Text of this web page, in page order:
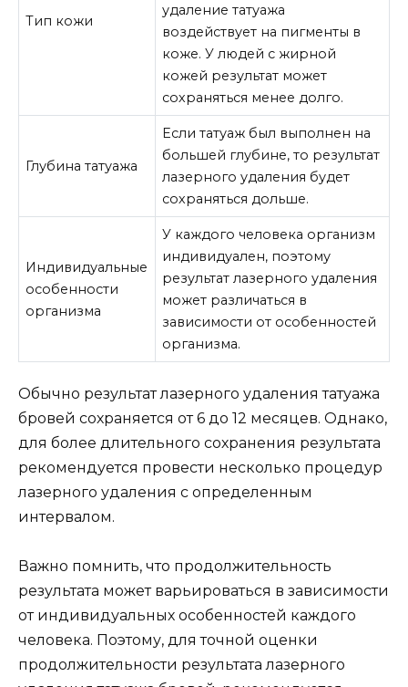
Тип кожи
удаление татуажа
воздействует на пигменты в
коже. У людей с жирной
кожей результат может
сохраняться менее долго.
Глубина татуажа
Если татуаж был выполнен на
большей глубине, то результат
лазерного удаления будет
сохраняться дольше.
Индивидуальные
особенности
организма
У каждого человека организм
индивидуален, поэтому
результат лазерного удаления
может различаться в
зависимости от особенностей
организма.
Обычно результат лазерного удаления татуажа
бровей сохраняется от 6 до 12 месяцев. Однако,
для более длительного сохранения результата
рекомендуется провести несколько процедур
лазерного удаления с определенным
интервалом.
Важно помнить, что продолжительность
результата может варьироваться в зависимости
от индивидуальных особенностей каждого
человека. Поэтому, для точной оценки
продолжительности результата лазерного